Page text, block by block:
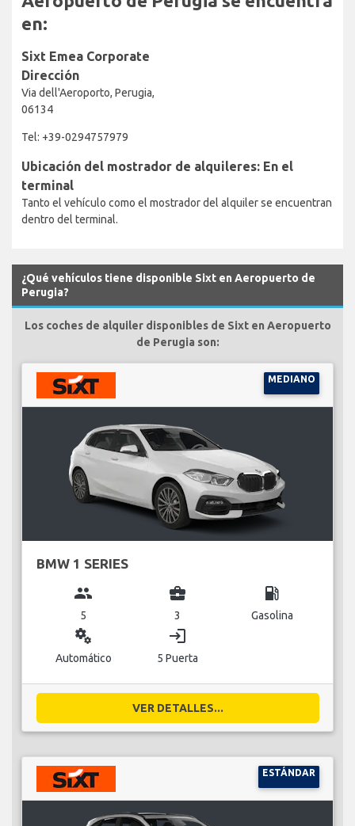
en:
Sixt Emea Corporate
Dirección
Via dell'Aeroporto, Perugia,
06134
Tel: +39-0294757979
Ubicación del mostrador de alquileres: En el
terminal
Tanto el vehículo como el mostrador del alquiler se encuentran
dentro del terminal.
¿Qué vehículos tiene disponible Sixt en Aeropuerto de
Perugia?
Los coches de alquiler disponibles de Sixt en Aeropuerto
de Perugia son:
MEDIANO
BMW 1 SERIES
group
5
business_center
3
local_gas_station
Gasolina
miscellaneous_services
Automático
login
5 Puerta
VER DETALLES...
ESTÁNDAR